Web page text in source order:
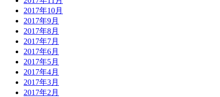
2017年10月
2017年9月
2017年8月
2017年7月
2017年6月
2017年5月
2017年4月
2017年3月
2017年2月